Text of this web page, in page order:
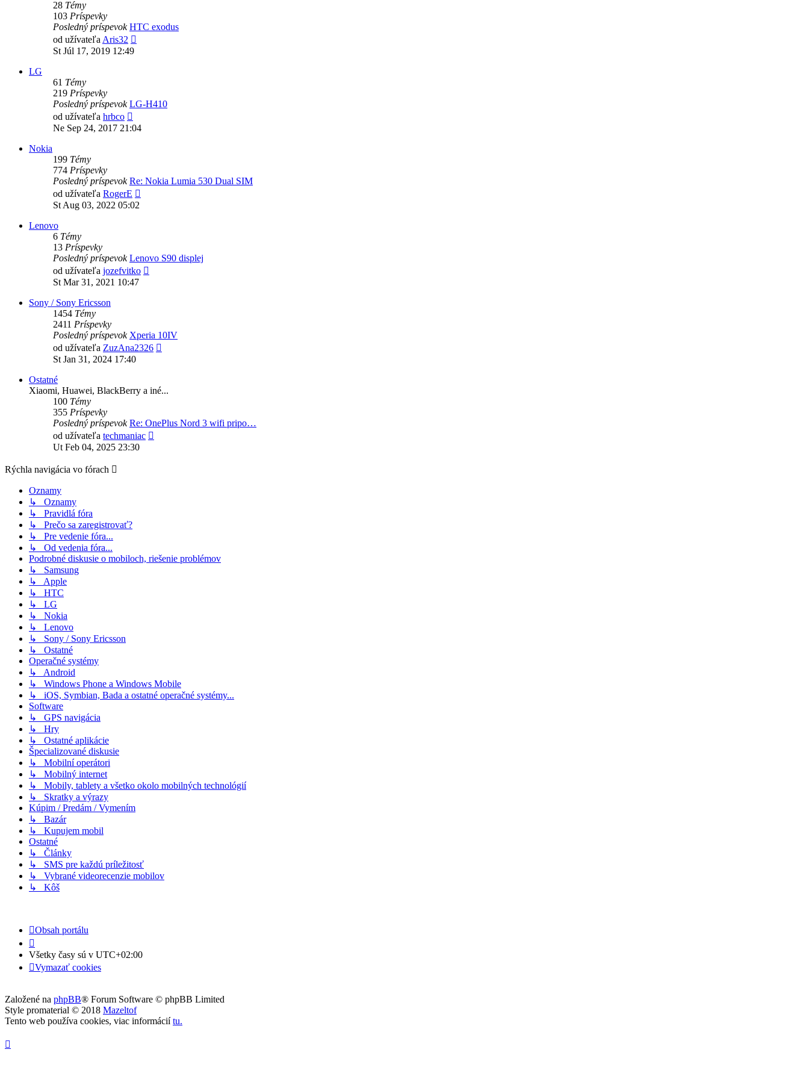
28 Témy
103 Príspevky
Posledný príspevok HTC exodus
od užívateľa Aris32
St Júl 17, 2019 12:49
LG
61 Témy
219 Príspevky
Posledný príspevok LG-H410
od užívateľa hrbco
posledný
Ne Sep 24, 2017 21:04
Nokia
199 Témy
774 Príspevky
Posledný príspevok Re: Nokia Lumia 530 Dual SIM
od užívateľa RogerE
St Aug 03, 2022 05:02
Lenovo
6 Témy
13 Príspevky
Posledný príspevok Lenovo S90 displej
od užívateľa jozefvitko
St Mar 31, 2021 10:47
Sony / Sony Ericsson
1454 Témy
2411 Príspevky
Posledný príspevok Xperia 10IV
od užívateľa ZuzAna2326
St Jan 31, 2024 17:40
Ostatné
Xiaomi, Huawei, BlackBerry a iné...
100 Témy
355 Príspevky
Posledný príspevok Re: OnePlus Nord 3 wifi pripo…
od užívateľa techmaniac
Ut Feb 04, 2025 23:30
Rýchla navigácia vo fórach
Oznamy
↳ Oznamy
↳ Pravidlá fóra
↳ Prečo sa zaregistrovať?
↳ Pre vedenie fóra...
↳ Od vedenia fóra...
Podrobné diskusie o mobiloch, riešenie problémov
↳ Samsung
↳ Apple
↳ HTC
↳ LG
↳ Nokia
↳ Lenovo
↳ Sony / Sony Ericsson
↳ Ostatné
Operačné systémy
↳ Android
↳ Windows Phone a Windows Mobile
↳ iOS, Symbian, Bada a ostatné operačné systémy...
Software
↳ GPS navigácia
↳ Hry
↳ Ostatné aplikácie
Špecializované diskusie
↳ Mobilní operátori
↳ Mobilný internet
↳ Mobily, tablety a všetko okolo mobilných technológií
↳ Skratky a výrazy
Kúpim / Predám / Vymením
↳ Bazár
↳ Kupujem mobil
Ostatné
↳ Články
↳ SMS pre každú príležitosť
↳ Vybrané videorecenzie mobilov
↳ Kôš
Obsah portálu
Všetky časy sú v UTC+02:00
Vymazať cookies
Založené na phpBB® Forum Software © phpBB Limited
Style promaterial © 2018 Mazeltof
Tento web používa cookies, viac informáciítu.